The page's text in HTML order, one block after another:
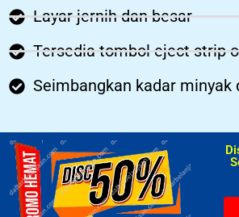
Layar jernih dan besar
Tersedia tombol eject strip
Seimbangkan kadar minyak